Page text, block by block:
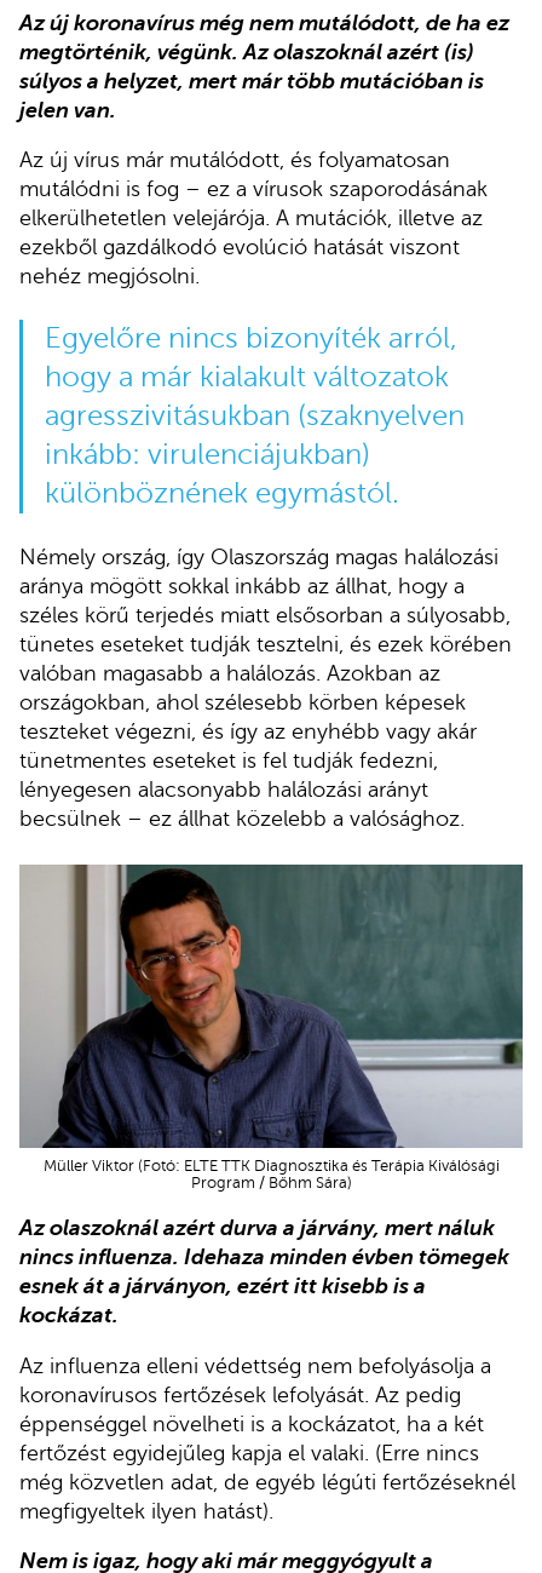
Az új koronavírus még nem mutálódott, de ha ez
megtörténik, végünk. Az olaszoknál azért (is)
súlyos a helyzet, mert már több mutációban is
jelen van.
Az új vírus már mutálódott, és folyamatosan
mutálódni is fog – ez a vírusok szaporodásának
elkerülhetetlen velejárója. A mutációk, illetve az
ezekből gazdálkodó evolúció hatását viszont
nehéz megjósolni.
Egyelőre nincs bizonyíték arról,
hogy a már kialakult változatok
agresszivitásukban (szaknyelven
inkább: virulenciájukban)
különböznének egymástól.
Némely ország, így Olaszország magas halálozási
aránya mögött sokkal inkább az állhat, hogy a
széles körű terjedés miatt elsősorban a súlyosabb,
tünetes eseteket tudják tesztelni, és ezek körében
valóban magasabb a halálozás. Azokban az
országokban, ahol szélesebb körben képesek
teszteket végezni, és így az enyhébb vagy akár
tünetmentes eseteket is fel tudják fedezni,
lényegesen alacsonyabb halálozási arányt
becsülnek – ez állhat közelebb a valósághoz.
Müller Viktor (Fotó: ELTE TTK Diagnosztika és Terápia Kiválósági
Program / Bőhm Sára)
Az olaszoknál azért durva a járvány, mert náluk
nincs influenza. Idehaza minden évben tömegek
esnek át a járványon, ezért itt kisebb is a
kockázat.
Az influenza elleni védettség nem befolyásolja a
koronavírusos fertőzések lefolyását. Az pedig
éppenséggel növelheti is a kockázatot, ha a két
fertőzést egyidejűleg kapja el valaki. (Erre nincs
még közvetlen adat, de egyéb légúti fertőzéseknél
megfigyeltek ilyen hatást).
Nem is igaz, hogy aki már meggyógyult a